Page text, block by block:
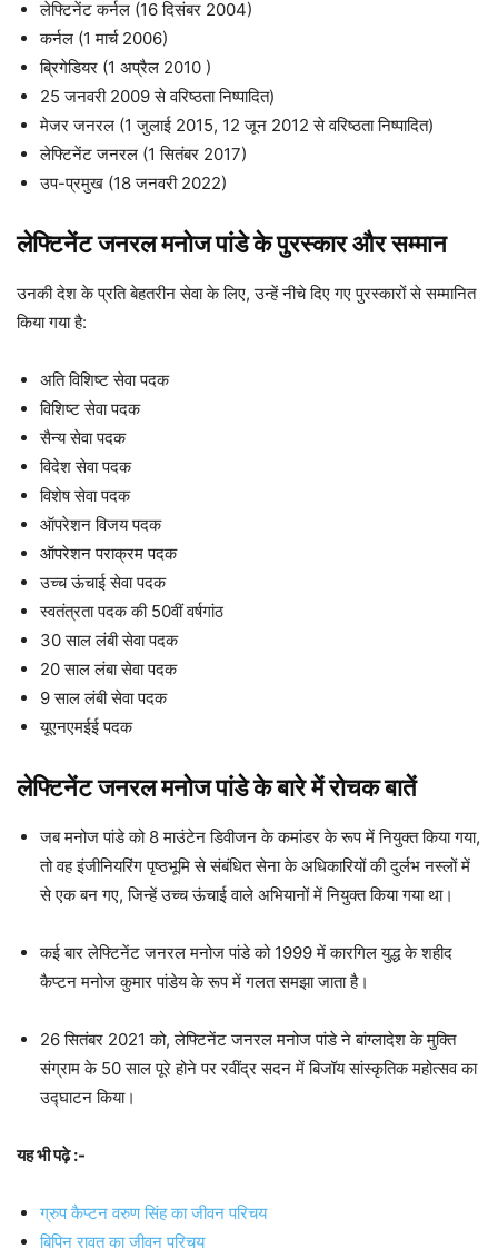
लेफ्टिनेंट कर्नल (16 दिसंबर 2004)
कर्नल (1 मार्च 2006)
ब्रिगेडियर (1 अप्रैल 2010 )
25 जनवरी 2009 से वरिष्ठता निष्पादित)
मेजर जनरल (1 जुलाई 2015, 12 जून 2012 से वरिष्ठता निष्पादित)
लेफ्टिनेंट जनरल (1 सितंबर 2017)
उप-प्रमुख (18 जनवरी 2022)
लेफ्टिनेंट जनरल मनोज पांडे के पुरस्कार और सम्मान
उनकी देश के प्रति बेहतरीन सेवा के लिए, उन्हें नीचे दिए गए पुरस्कारों से सम्मानित
किया गया है:
अति विशिष्ट सेवा पदक
विशिष्ट सेवा पदक
सैन्य सेवा पदक
विदेश सेवा पदक
विशेष सेवा पदक
ऑपरेशन विजय पदक
ऑपरेशन पराक्रम पदक
उच्च ऊंचाई सेवा पदक
स्वतंत्रता पदक की 50वीं वर्षगांठ
30 साल लंबी सेवा पदक
20 साल लंबा सेवा पदक
9 साल लंबी सेवा पदक
यूएनएमईई पदक
लेफ्टिनेंट जनरल मनोज पांडे के बारे में रोचक बातें
जब मनोज पांडे को 8 माउंटेन डिवीजन के कमांडर के रूप में नियुक्त किया गया,
तो वह इंजीनियरिंग पृष्ठभूमि से संबंधित सेना के अधिकारियों की दुर्लभ नस्लों में
से एक बन गए, जिन्हें उच्च ऊंचाई वाले अभियानों में नियुक्त किया गया था।
कई बार लेफ्टिनेंट जनरल मनोज पांडे को 1999 में कारगिल युद्ध के शहीद
कैप्टन मनोज कुमार पांडेय के रूप में गलत समझा जाता है।
26 सितंबर 2021 को, लेफ्टिनेंट जनरल मनोज पांडे ने बांग्लादेश के मुक्ति
संग्राम के 50 साल पूरे होने पर रवींद्र सदन में बिजॉय सांस्कृतिक महोत्सव का
उद्घाटन किया।
यह भी पढ़े :-
ग्रुप कैप्टन वरुण सिंह का जीवन परिचय
बिपिन रावत का जीवन परिचय